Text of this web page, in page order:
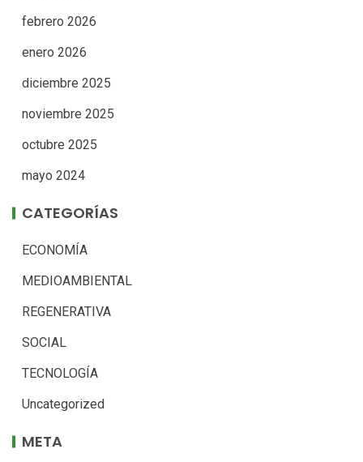
febrero 2026
enero 2026
diciembre 2025
noviembre 2025
octubre 2025
mayo 2024
CATEGORÍAS
ECONOMÍA
MEDIOAMBIENTAL
REGENERATIVA
SOCIAL
TECNOLOGÍA
Uncategorized
META